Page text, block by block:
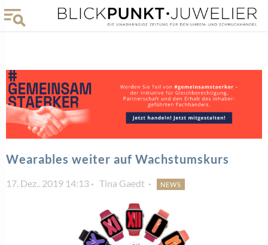
Wearables weiter auf Wachstumskurs
17. Dez.. 2019 14:13 Tina Gaedt NEWS